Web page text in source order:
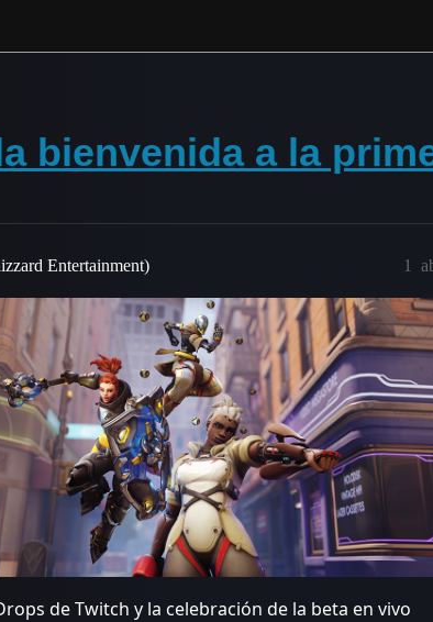
bienvenida a la
Entertainment) 1
de Twitch y la celebración de la beta en vivo